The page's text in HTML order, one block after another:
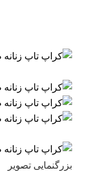
بزرگنمایی تصویر